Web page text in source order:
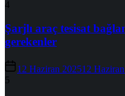
4
Şarjlı araç tesisat
gerekenler
12 Haziran 202512
5